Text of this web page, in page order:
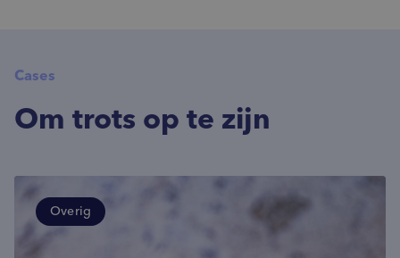
Om trots op te zijn
Cases
Overig